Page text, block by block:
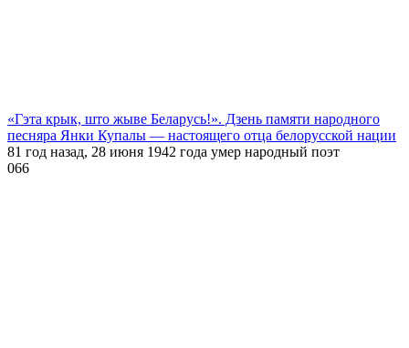
«Гэта крык, што жыве Беларусь!». Дзень памяти народного
песняра Янки Купалы — настоящего отца белорусской нации
81 год назад, 28 июня 1942 года умер народный поэт
066